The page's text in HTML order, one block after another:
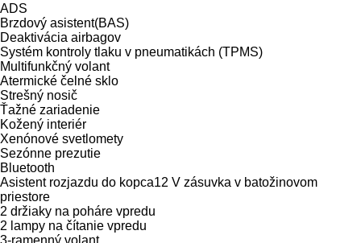
ADS
Brzdový asistent(BAS)
Deaktivácia airbagov
Systém kontroly tlaku v pneumatikách (TPMS)
Multifunkčný volant
Atermické čelné sklo
Strešný nosič
Ťažné zariadenie
Kožený interiér
Xenónové svetlomety
Sezónne prezutie
Bluetooth
Asistent rozjazdu do kopca12 V zásuvka v batožinovom
priestore
2 držiaky na poháre vpredu
2 lampy na čítanie vpredu
3-ramenný volant